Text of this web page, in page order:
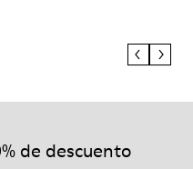
de descuento